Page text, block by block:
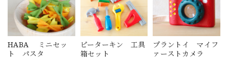
HABA ミニセッ
ト パスタ
ピーターキン 工具
箱セット
プラントイ マイフ
ァーストカメラ